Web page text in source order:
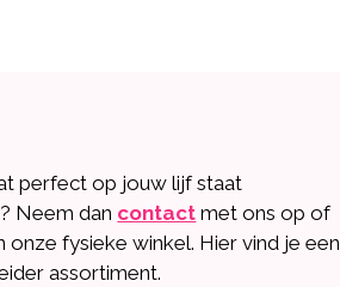
perfect op jouw lijf staat
Neem dan contact met ons op of
onze fysieke winkel. Hier vind je een
assortiment.